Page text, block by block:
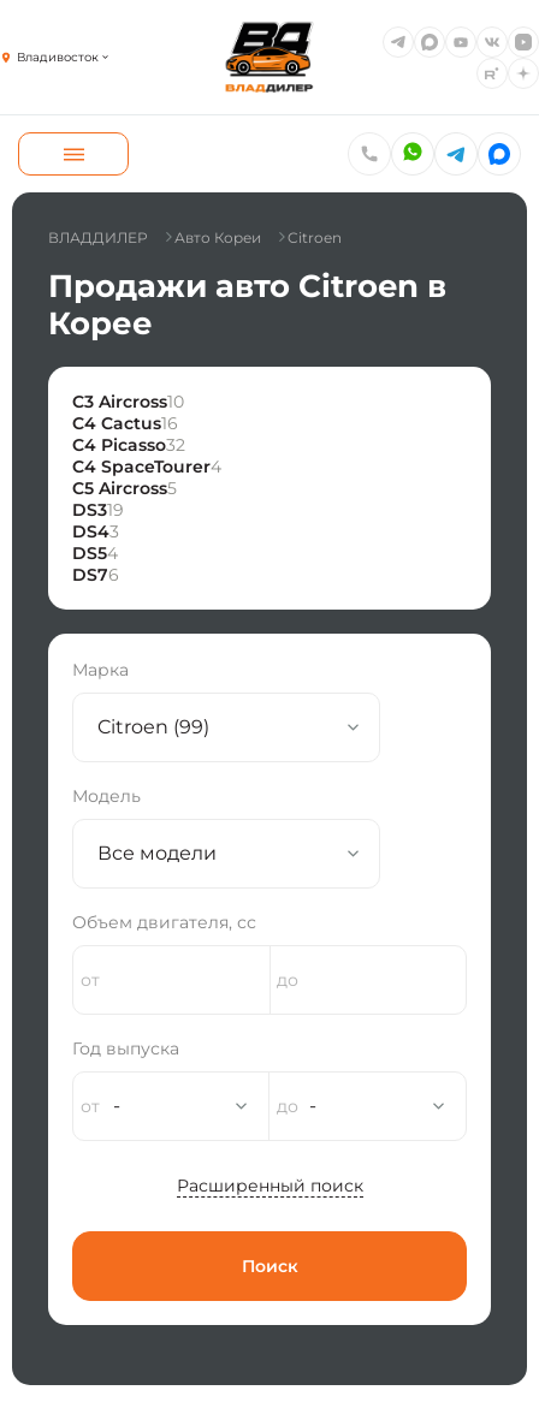
Владивосток
ВЛАДДИЛЕР Авто Кореи Citroen
Продажи авто Citroen в
Корее
C3 Aircross10
C4 Cactus16
C4 Picasso32
C4 SpaceTourer4
C5 Aircross5
DS319
DS43
DS54
DS76
Марка
Citroen (99)
Модель
Все модели
Объем двигателя, сс
Год выпуска
- -
Расширенный поиск
Поиск